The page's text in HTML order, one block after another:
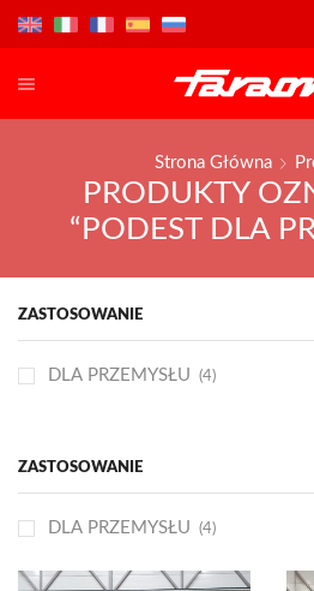
Strona Główna
PRODUKTY
“PODEST DLA
ZASTOSOWANIE
DLA PRZEMYSŁU (4)
ZASTOSOWANIE
DLA PRZEMYSŁU (4)